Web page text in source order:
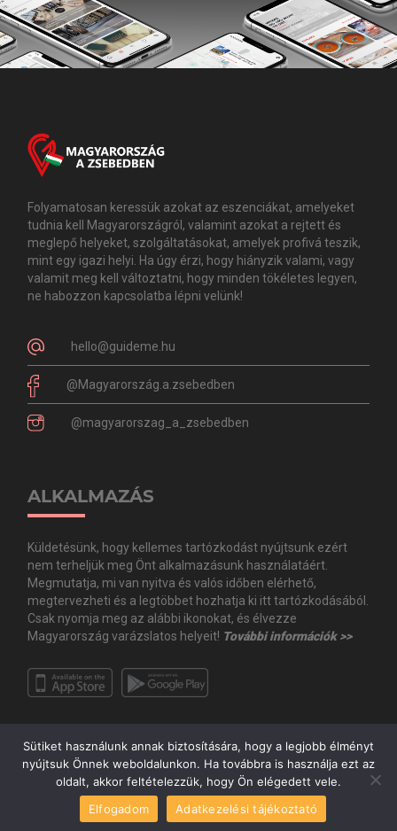
Folyamatosan keressük azokat az eszenciákat, amelyeket
tudnia kell Magyarországról, valamint azokat a rejtett és
meglepő helyeket, szolgáltatásokat, amelyek profivá teszik,
mint egy igazi helyi. Ha úgy érzi, hogy hiányzik valami, vagy
valamit meg kell változtatni, hogy minden tökéletes legyen,
ne habozzon kapcsolatba lépni velünk!
hello@guideme.hu
@Magyarország.a.zsebedben
@magyarorszag_a_zsebedben
ALKALMAZÁS
Küldetésünk, hogy kellemes tartózkodást nyújtsunk ezért
nem terheljük meg Önt alkalmazásunk használatáért.
Megmutatja, mi van nyitva és valós időben elérhető,
megtervezheti és a legtöbbet hozhatja ki itt tartózkodásából.
Csak nyomja meg az alábbi ikonokat, és élvezze
Magyarország varázslatos helyeit! További információk >>
Copyright © Minden jog fenntartva. 2020 Guide.Me Kft. | Magyarország a
zsebedben
Sütiket használunk annak biztosítására, hogy a legjobb élményt
nyújtsuk Önnek weboldalunkon. Ha továbbra is használja ezt az
oldalt, akkor feltételezzük, hogy Ön elégedett vele.
Elfogadom
Adatkezelési tájékoztató